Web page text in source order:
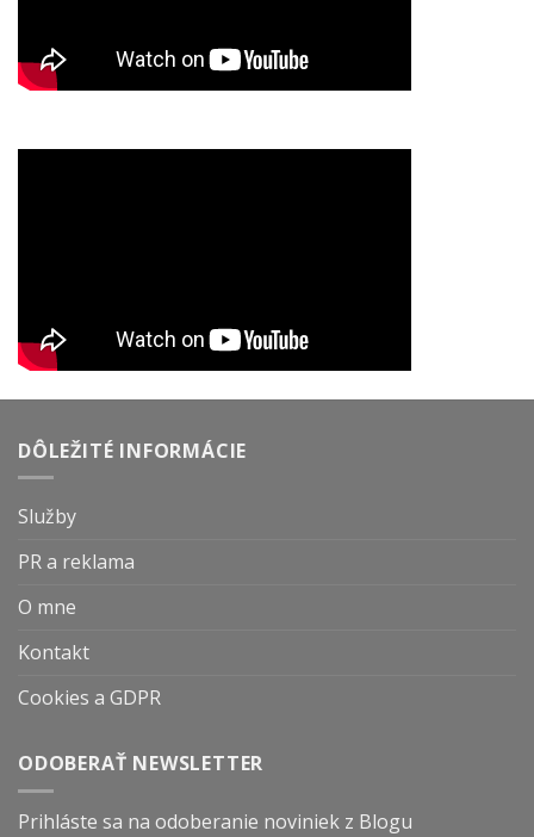
DÔLEŽITÉ INFORMÁCIE
Služby
PR a reklama
O mne
Kontakt
Cookies a GDPR
ODOBERAŤ NEWSLETTER
Prihláste sa na odoberanie noviniek z Blogu